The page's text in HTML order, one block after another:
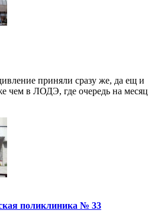
приняли сразу же, да ещ и
чем в ЛОДЭ, где очередь на месяц
поликлиника № 33